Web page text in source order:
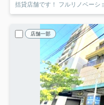
括貸店舗です！ フルリノベーシ
店舗一部